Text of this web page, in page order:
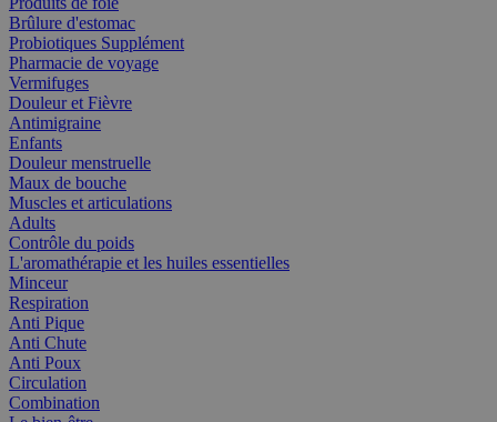
Brûlure d'estomac
Probiotiques Supplément
Pharmacie de voyage
Vermifuges
Douleur et Fièvre
Antimigraine
Enfants
Douleur menstruelle
Maux de bouche
Muscles et articulations
Adults
Contrôle du poids
L'aromathérapie et les huiles essentielles
Minceur
Respiration
Anti Pique
Anti Chute
Anti Poux
Circulation
Combination